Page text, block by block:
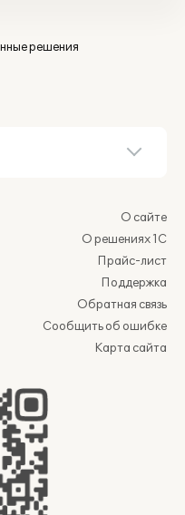
решения
О сайте
О решениях 1С
Прайс-лист
Поддержка
Обратная связь
Сообщить об ошибке
Карта сайта